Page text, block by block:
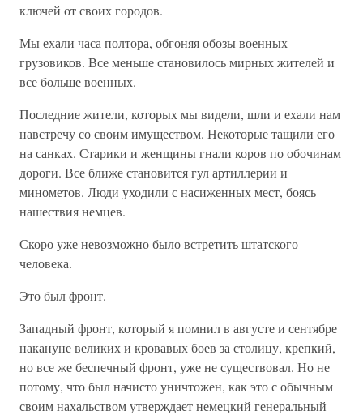
ключей от своих городов.
Мы ехали часа полтора, обгоняя обозы военных
грузовиков. Все меньше становилось мирных жителей и
все больше военных.
Последние жители, которых мы видели, шли и ехали нам
навстречу со своим имуществом. Некоторые тащили его
на санках. Старики и женщины гнали коров по обочинам
дороги. Все ближе становится гул артиллерии и
минометов. Люди уходили с насиженных мест, боясь
нашествия немцев.
Скоро уже невозможно было встретить штатского
человека.
Это был фронт.
Западный фронт, который я помнил в августе и сентябре
накануне великих и кровавых боев за столицу, крепкий,
но все же беспечный фронт, уже не существовал. Но не
потому, что был начисто уничтожен, как это с обычным
своим нахальством утверждает немецкий генеральный